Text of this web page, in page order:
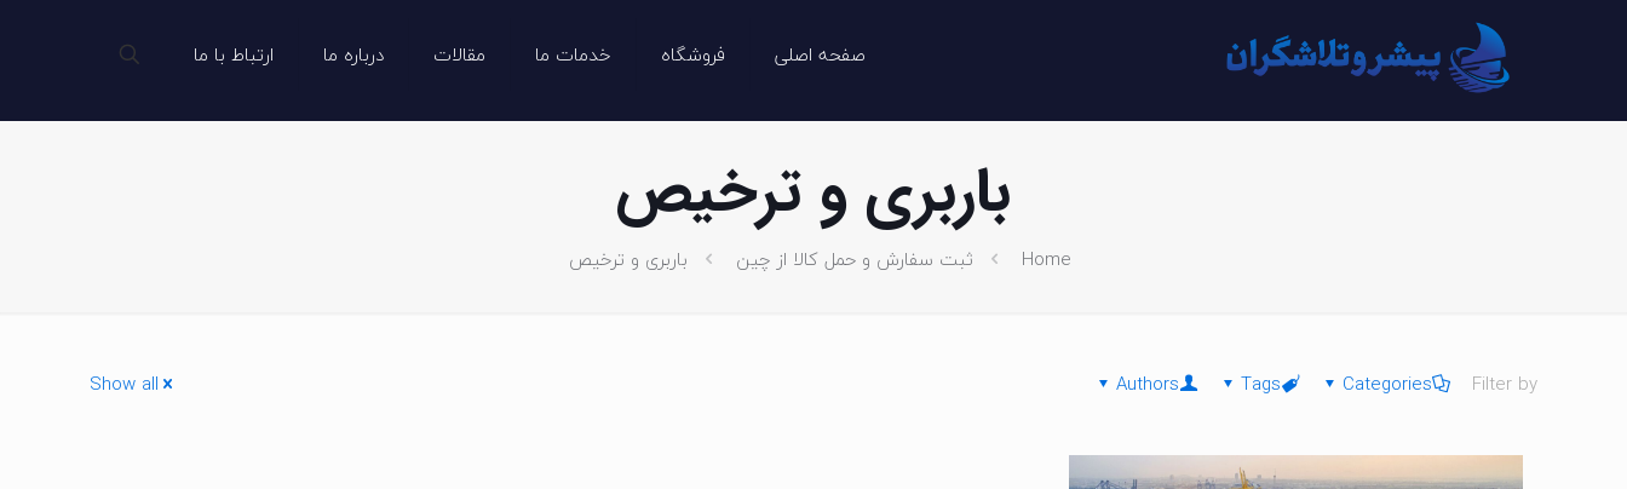
صفحه اصلی فروشگاه خدمات ما مقالات درباره ما ارتباط با ما
باربری و ترخیص
Home ثبت سفارش و حمل کالا از چین باربری و ترخیص
Filter by
Categories
Tags
Authors
Show all